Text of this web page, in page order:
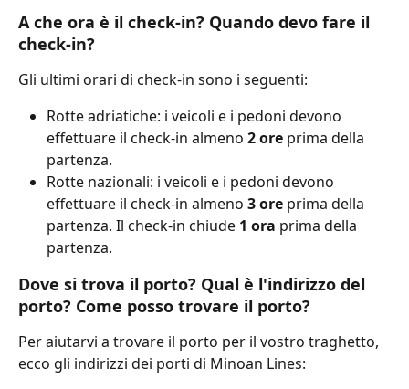
A che ora è il check-in? Quando devo fare il
check-in?
Gli ultimi orari di check-in sono i seguenti:
Rotte adriatiche: i veicoli e i pedoni devono
effettuare il check-in almeno 2 ore prima della
partenza.
Rotte nazionali: i veicoli e i pedoni devono
effettuare il check-in almeno 3 ore prima della
partenza. Il check-in chiude 1 ora prima della
partenza.
Dove si trova il porto? Qual è l'indirizzo del
porto? Come posso trovare il porto?
Per aiutarvi a trovare il porto per il vostro traghetto,
ecco gli indirizzi dei porti di Minoan Lines: